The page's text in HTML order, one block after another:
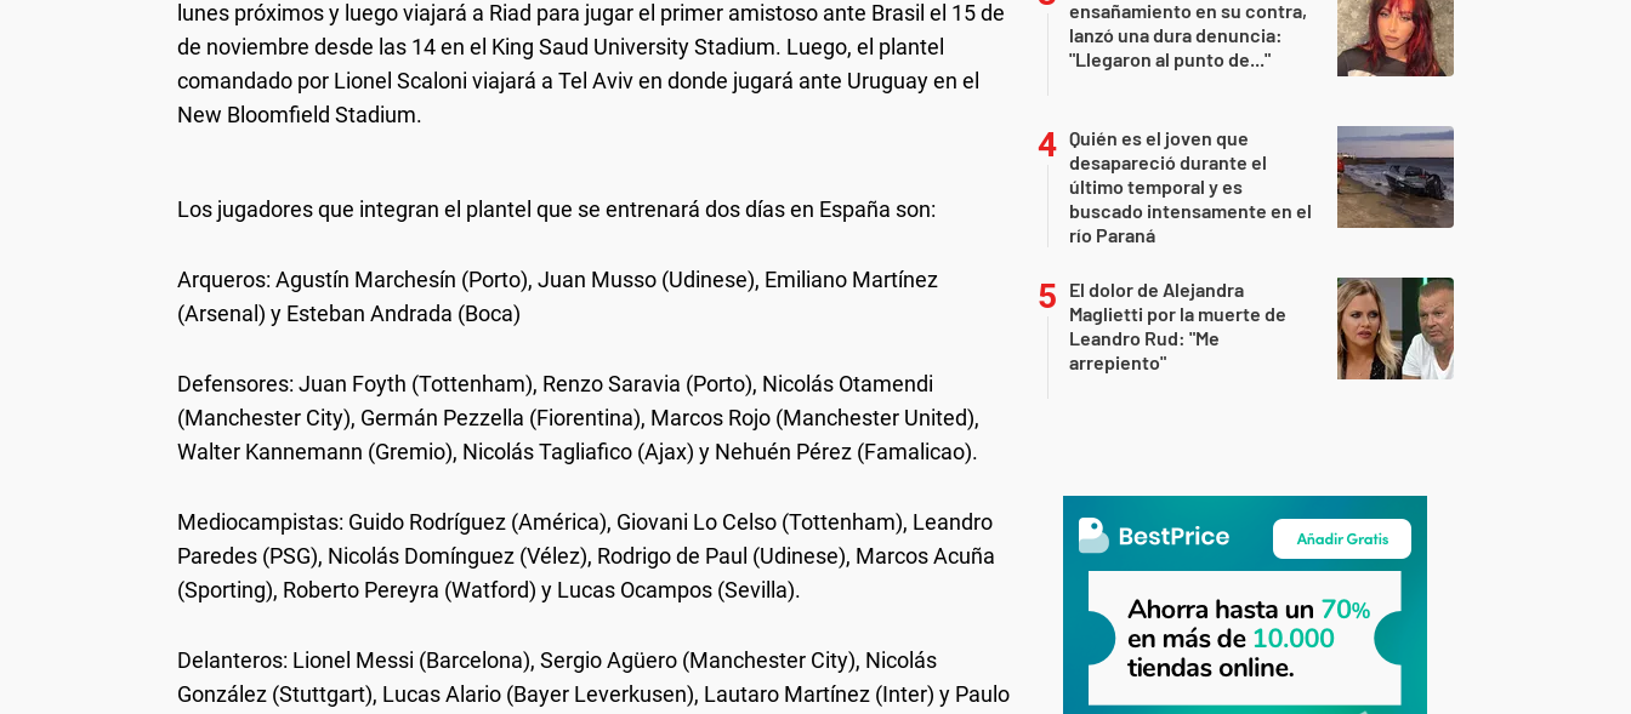
lunes próximos y luego viajará a Riad para jugar el primer amistoso ante Brasil el 15 de
de noviembre desde las 14 en el King Saud University Stadium. Luego, el plantel
comandado por Lionel Scaloni viajará a Tel Aviv en donde jugará ante Uruguay en el
New Bloomfield Stadium.
Los jugadores que integran el plantel que se entrenará dos días en España son:
Arqueros: Agustín Marchesín (Porto), Juan Musso (Udinese), Emiliano Martínez
(Arsenal) y Esteban Andrada (Boca)
Defensores: Juan Foyth (Tottenham), Renzo Saravia (Porto), Nicolás Otamendi
(Manchester City), Germán Pezzella (Fiorentina), Marcos Rojo (Manchester United),
Walter Kannemann (Gremio), Nicolás Tagliafico (Ajax) y Nehuén Pérez (Famalicao).
Mediocampistas: Guido Rodríguez (América), Giovani Lo Celso (Tottenham), Leandro
Paredes (PSG), Nicolás Domínguez (Vélez), Rodrigo de Paul (Udinese), Marcos Acuña
(Sporting), Roberto Pereyra (Watford) y Lucas Ocampos (Sevilla).
Delanteros: Lionel Messi (Barcelona), Sergio Agüero (Manchester City), Nicolás
González (Stuttgart), Lucas Alario (Bayer Leverkusen), Lautaro Martínez (Inter) y Paulo
ensañamiento en su contra,
lanzó una dura denuncia:
"Llegaron al punto de..."
Quién es el joven que
desapareció durante el
último temporal y es
buscado intensamente en el
río Paraná
El dolor de Alejandra
Maglietti por la muerte de
Leandro Rud: "Me
arrepiento"